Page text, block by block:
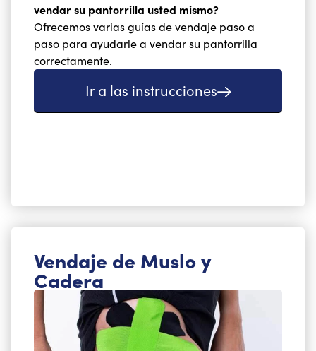
vendar su pantorrilla usted mismo?
Ofrecemos varias guías de vendaje paso a
paso para ayudarle a vendar su pantorrilla
correctamente.
Ir a las instrucciones
Vendaje de Muslo y
Cadera